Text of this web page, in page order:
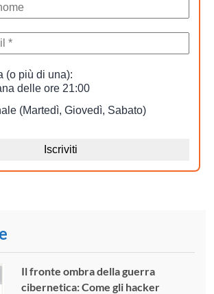
Il fronte ombra della guerra
cibernetica: Come gli hacker